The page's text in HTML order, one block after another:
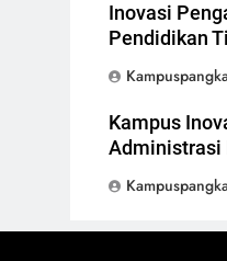
Inovasi
Pendidikan
Kampus
Administrasi